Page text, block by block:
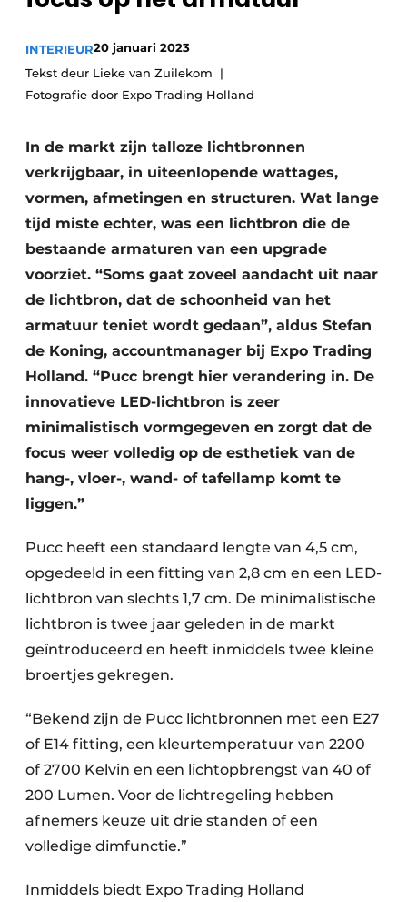
INTERIEUR20 januari 2023
Tekst deur Lieke van Zuilekom
Fotografie door Expo Trading Holland
In de markt zijn talloze lichtbronnen
verkrijgbaar, in uiteenlopende wattages,
vormen, afmetingen en structuren. Wat lange
tijd miste echter, was een lichtbron die de
bestaande armaturen van een upgrade
voorziet. “Soms gaat zoveel aandacht uit naar
de lichtbron, dat de schoonheid van het
armatuur teniet wordt gedaan”, aldus Stefan
de Koning, accountmanager bij Expo Trading
Holland. “Pucc brengt hier verandering in. De
innovatieve LED-lichtbron is zeer
minimalistisch vormgegeven en zorgt dat de
focus weer volledig op de esthetiek van de
hang-, vloer-, wand- of tafellamp komt te
liggen.”
Pucc heeft een standaard lengte van 4,5 cm,
opgedeeld in een fitting van 2,8 cm en een LED-
lichtbron van slechts 1,7 cm. De minimalistische
lichtbron is twee jaar geleden in de markt
geïntroduceerd en heeft inmiddels twee kleine
broertjes gekregen.
“Bekend zijn de Pucc lichtbronnen met een E27
of E14 fitting, een kleurtemperatuur van 2200
of 2700 Kelvin en een lichtopbrengst van 40 of
200 Lumen. Voor de lichtregeling hebben
afnemers keuze uit drie standen of een
volledige dimfunctie.”
Inmiddels biedt Expo Trading Holland